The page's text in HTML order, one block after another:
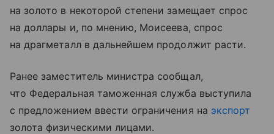
на золото в некоторой степени замещает спрос
на доллары и, по мнению, Моисеева, спрос
на драгметалл в дальнейшем продолжит расти.
Ранее заместитель министра сообщал,
что Федеральная таможенная служба выступила
с предложением ввести ограничения на экспорт
золота физическими лицами.